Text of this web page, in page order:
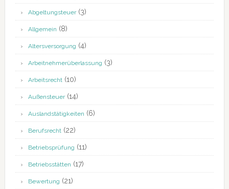
Abgeltungsteuer(3)
Allgemein (8)
Altersversorgung (4)
Arbeitnehmerüberlassung (3)
Arbeitsrecht(10)
Außensteuer(14)
Auslandstätigkeiten (6)
Berufsrecht(22)
Betriebsprüfung (11)
Betriebsstätten (17)
Bewertung (21)